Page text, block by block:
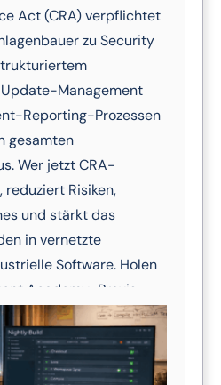
Act (CRA) verpflichtet
zu Security
Management
Reporting-Prozessen
gesamten
Wer jetzt CRA-
reduziert Risiken,
und stärkt das
in vernetzte
Software. Holen
Academy-Praxis-
Sie die CRA-
in Entwicklung,
Release-Management